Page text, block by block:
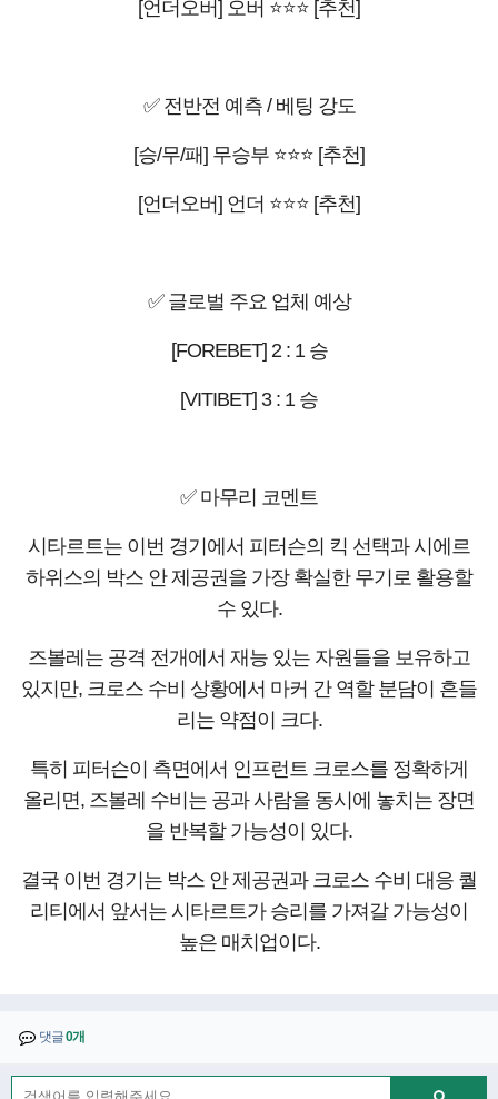
[언더오버] 오버 ⭐⭐⭐ [추천]
✅ 전반전 예측 / 베팅 강도
[승/무/패] 무승부 ⭐⭐⭐ [추천]
[언더오버] 언더 ⭐⭐⭐ [추천]
✅ 글로벌 주요 업체 예상
[FOREBET] 2 : 1 승
[VITIBET] 3 : 1 승
✅ 마무리 코멘트
시타르트는 이번 경기에서 피터슨의 킥 선택과 시에르
하위스의 박스 안 제공권을 가장 확실한 무기로 활용할
수 있다.
즈볼레는 공격 전개에서 재능 있는 자원들을 보유하고
있지만, 크로스 수비 상황에서 마커 간 역할 분담이 흔들
리는 약점이 크다.
특히 피터슨이 측면에서 인프런트 크로스를 정확하게
올리면, 즈볼레 수비는 공과 사람을 동시에 놓치는 장면
을 반복할 가능성이 있다.
결국 이번 경기는 박스 안 제공권과 크로스 수비 대응 퀄
리티에서 앞서는 시타르트가 승리를 가져갈 가능성이
높은 매치업이다.
댓글0개